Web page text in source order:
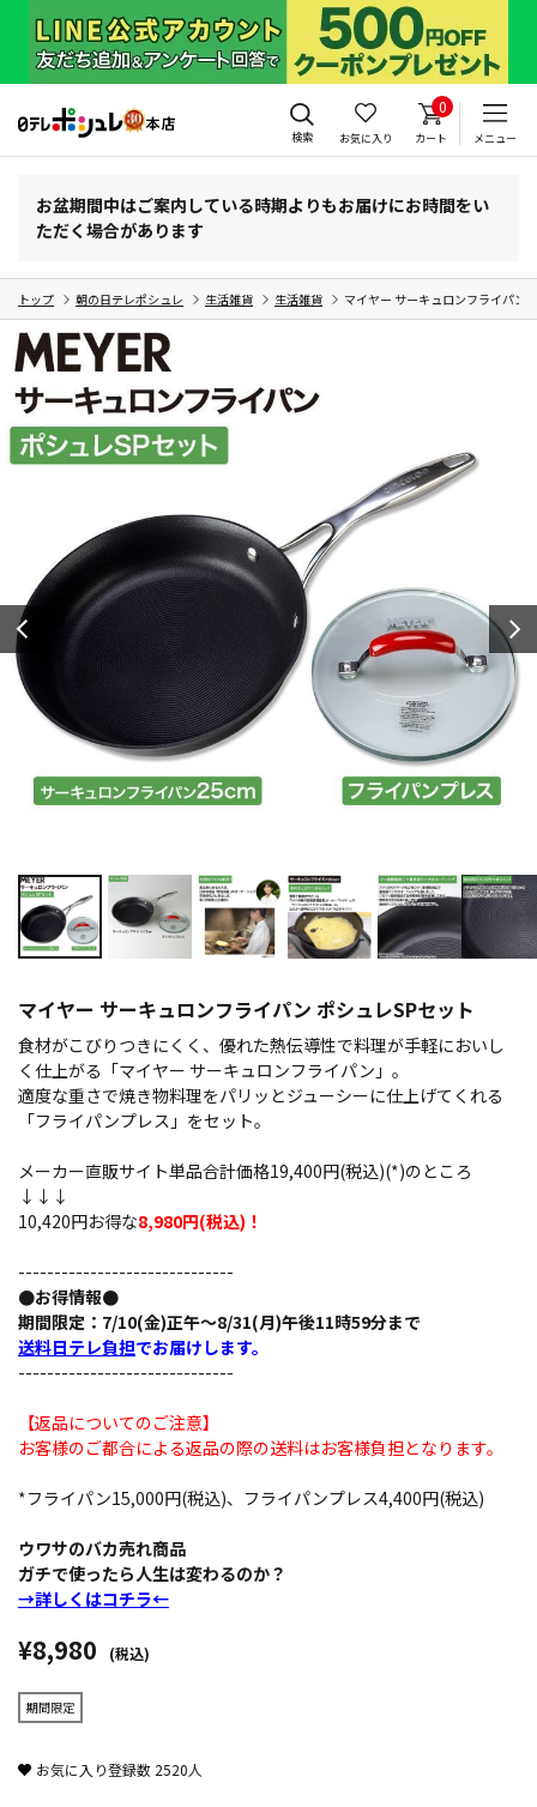
検索 お気に入り
0
カート メニュー
お盆期間中はご案内している時期よりもお届けにお時間をい
ただく場合があります
トップ 朝の日テレポシュレ 生活雑貨 生活雑貨 マイヤー サーキュロンフライパン
マイヤー サーキュロンフライパン ポシュレSPセット
食材がこびりつきにくく、優れた熱伝導性で料理が手軽においし
く仕上がる「マイヤー サーキュロンフライパン」。
適度な重さで焼き物料理をパリッとジューシーに仕上げてくれる
「フライパンプレス」をセット。
メーカー直販サイト単品合計価格19,400円(税込)(*)のところ
↓↓↓
10,420円お得な8,980円(税込)！
------------------------------
●お得情報●
期間限定：7/10(金)正午～8/31(月)午後11時59分まで
送料日テレ負担でお届けします。
------------------------------
【返品についてのご注意】
お客様のご都合による返品の際の送料はお客様負担となります。
*フライパン15,000円(税込)、フライパンプレス4,400円(税込)
ウワサのバカ売れ商品
ガチで使ったら人生は変わるのか？
→詳しくはコチラ←
¥8,980 (税込)
期間限定
お気に入り登録数 2520人